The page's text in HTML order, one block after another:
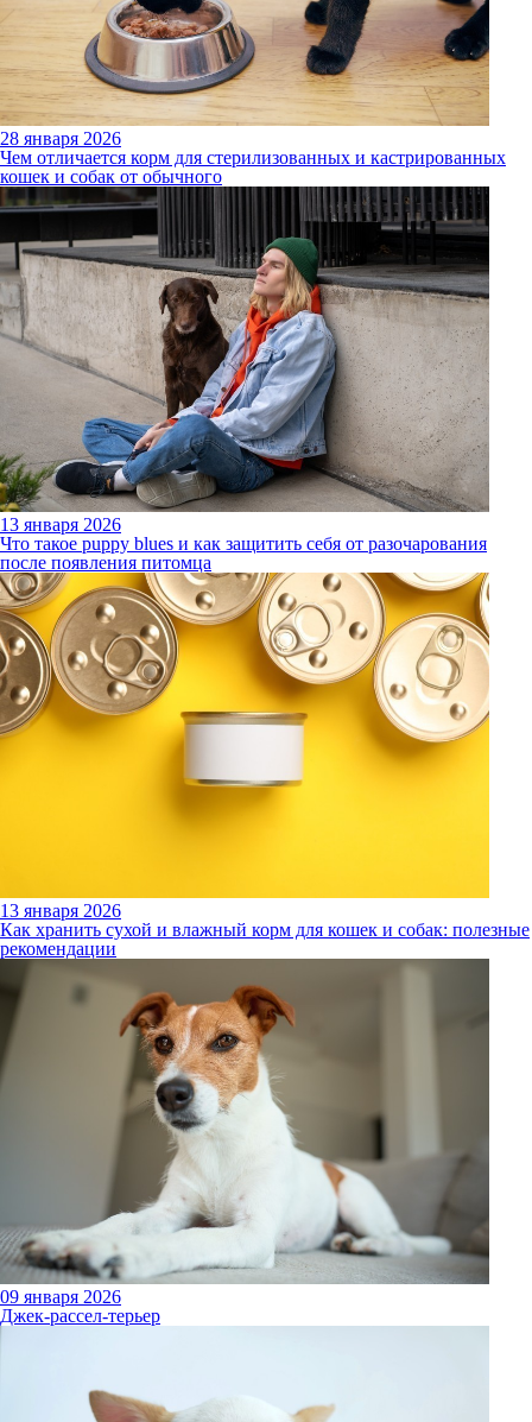
28 января 2026
Чем отличается корм для стерилизованных и кастрированных
кошек и собак от обычного
13 января 2026
Что такое puppy blues и как защитить себя от разочарования
после появления питомца
13 января 2026
Как хранить сухой и влажный корм для кошек и собак: полезные
рекомендации
09 января 2026
Джек-рассел-терьер